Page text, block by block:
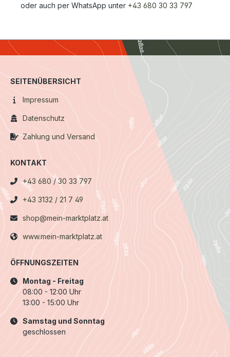
oder auch per WhatsApp unter +43 680 30 33 797
SEITENÜBERSICHT
Impressum
Datenschutz
Zahlung und Versand
KONTAKT
+43 680 / 30 33 797
+43 3132 / 21 7 49
shop@mein-marktplatz.at
www.mein-marktplatz.at
ÖFFNUNGSZEITEN
Montag - Freitag
08:00 - 12:00 Uhr
13:00 - 15:00 Uhr
Samstag und Sonntag
geschlossen